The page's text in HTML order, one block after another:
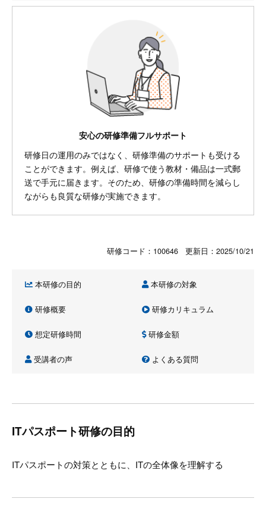
安心の研修準備フルサポート
研修日の運用のみではなく、研修準備のサポートも受ける
ことができます。例えば、研修で使う教材・備品は一式郵
送で手元に届きます。そのため、研修の準備時間を減らし
ながらも良質な研修が実施できます。
研修コード：100646 更新日： 2025/10/21
本研修の目的 本研修の対象
研修概要 研修カリキュラム
想定研修時間 研修金額
受講者の声 よくある質問
ITパスポート研修の目的
ITパスポートの対策とともに、ITの全体像を理解する